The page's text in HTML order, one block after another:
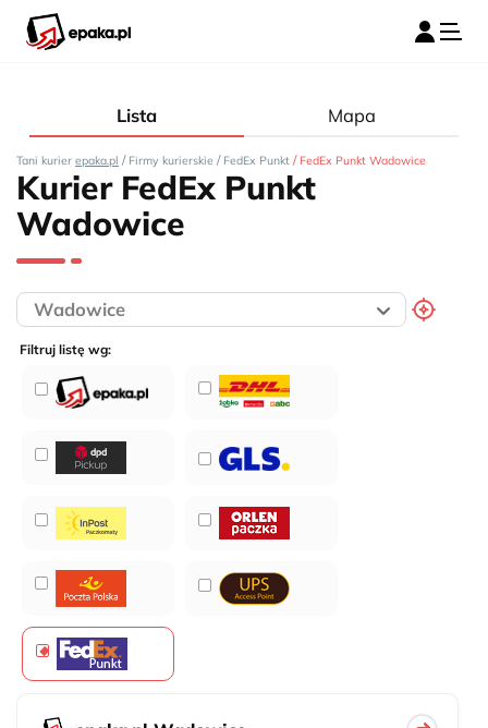
Lista Mapa
Tani kurier epaka.pl / Firmy kurierskie / FedEx Punkt / FedEx Punkt Wadowice
Kurier FedEx Punkt
Wadowice
Filtruj listę wg: